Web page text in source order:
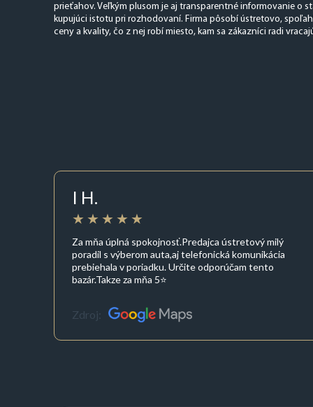
prieťahov. Veľkým plusom je aj transparentné informovanie o
kupujúci istotu pri rozhodovaní. Firma pôsobí ústretovo,
ceny a kvality, čo z nej robí miesto, kam sa zákazníci radi
I H.
Za mňa úplná spokojnosť.Predajca ústretový milý
poradil s výberom auta,aj telefonická komunikácia
prebiehala v poriadku. Určite odporúčam tento
bazár.Takze za mňa 5⭐
Zdroj: